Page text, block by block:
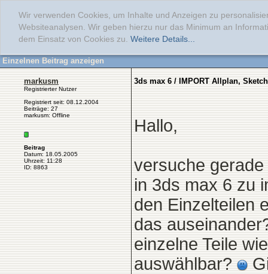
Wir verwenden Cookies, um Inhalte und Anzeigen zu
Websiteanalysen. Wir geben hierzu nur das Minimum an
dem Einsatz von Cookies zu. Weitere Details...
Einzelnen Beitrag anzeigen
markusm
Registrierter Nutzer
Registriert seit: 08.12.2004
Beiträge: 27
markusm: Offline
Beitrag
Datum: 18.05.2005
Uhrzeit: 11:28
ID: 8863
3ds max 6 / IMPORT Allplan,
Hallo,
versuche
in 3ds max 6 zu
den Einzelteilen
das
einzelne Teile
auswählbar?